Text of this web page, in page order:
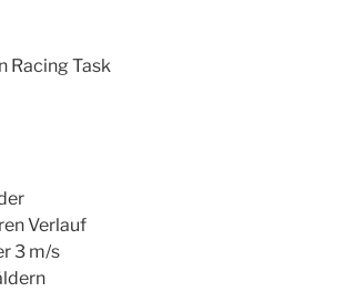
Racing Task
Verlauf
3 m/s